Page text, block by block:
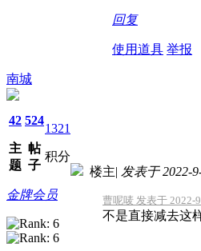
回复
使用道具 举报
南城
42
主
题
524
帖
子
1321
积分
金牌会员
楼主| 发表于 2022-
曹呢唛 发表于 2022-
不是直接减去这